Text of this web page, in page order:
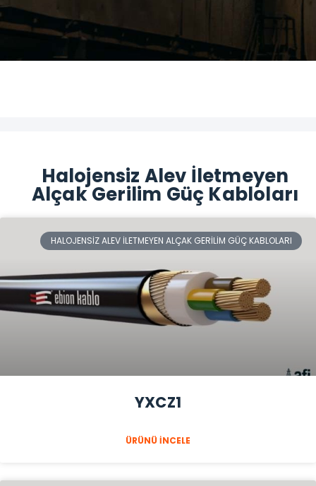
Halojensiz Alev İletmeyen
Alçak Gerilim Güç Kabloları
HALOJENSIZ ALEV İLETMEYEN ALÇAK GERILIM GÜÇ KABLOLARI
YXCZ1
ÜRÜNÜ İNCELE